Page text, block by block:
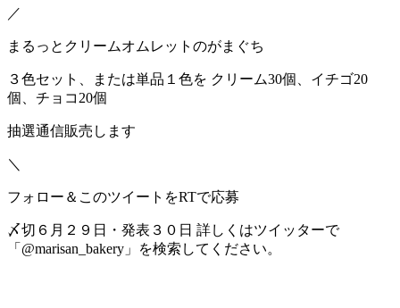
／
まるっとクリームオムレットのがまぐち
３色セット、または単品１色を クリーム30個、イチゴ20
個、チョコ20個
抽選通信販売します
＼
フォロー＆このツイートをRTで応募
〆切６月２９日・発表３０日 詳しくはツイッターで
「@marisan_bakery」を検索してください。